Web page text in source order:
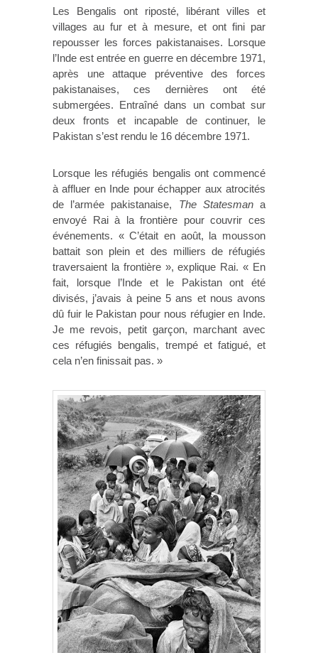
Les Bengalis ont riposté, libérant villes et
villages au fur et à mesure, et ont fini par
repousser les forces pakistanaises. Lorsque
l’Inde est entrée en guerre en décembre 1971,
après une attaque préventive des forces
pakistanaises, ces dernières ont été
submergées. Entraîné dans un combat sur
deux fronts et incapable de continuer, le
Pakistan s’est rendu le 16 décembre 1971.
Lorsque les réfugiés bengalis ont commencé
à affluer en Inde pour échapper aux atrocités
de l’armée pakistanaise, The Statesmana
envoyé Rai à la frontière pour couvrir ces
événements. « C’était en août, la mousson
battait son plein et des milliers de réfugiés
traversaient la frontière », explique Rai. « En
fait, lorsque l’Inde et le Pakistan ont été
divisés, j’avais à peine 5 ans et nous avons
dû fuir le Pakistan pour nous réfugier en Inde.
Je me revois, petit garçon, marchant avec
ces réfugiés bengalis, trempé et fatigué, et
cela n’en finissait pas. »